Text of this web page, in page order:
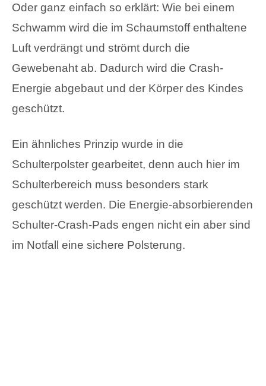
Oder ganz einfach so erklärt: Wie bei einem
Schwamm wird die im Schaumstoff enthaltene
Luft verdrängt und strömt durch die
Gewebenaht ab. Dadurch wird die Crash-
Energie abgebaut und der Körper des Kindes
geschützt.
Ein ähnliches Prinzip wurde in die
Schulterpolster gearbeitet, denn auch hier im
Schulterbereich muss besonders stark
geschützt werden. Die Energie-absorbierenden
Schulter-Crash-Pads engen nicht ein aber sind
im Notfall eine sichere Polsterung.